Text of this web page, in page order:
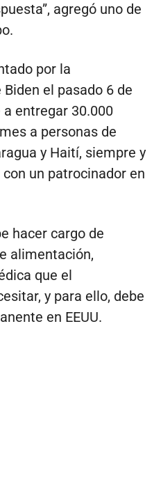
agregó uno de
por la
el pasado 6 de
entregar 30.000
a personas de
y Haití, siempre y
un patrocinador en
hacer cargo de
alimentación,
que el
y para ello, debe
en EEUU.